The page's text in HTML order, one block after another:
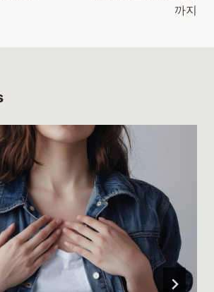
까지